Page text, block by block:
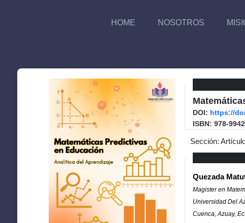
HOME NOSOTROS
DOI: https://
ISBN: 978-
Sección:
Quezada
Magister en
Universidad Del
Cuenca, Azuay,